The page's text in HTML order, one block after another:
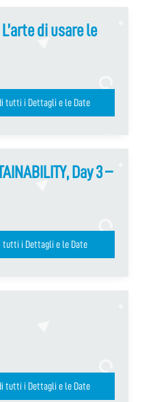
di usare le
tutti i Dettagli e le Date
Day 3 –
tutti i Dettagli e le Date
tutti i Dettagli e le Date